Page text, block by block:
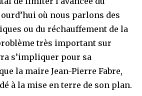
où nous parlons des
ou du réchauffement de la
très important sur
s’impliquer pour sa
la maire Jean-Pierre Fabre,
à la mise en terre de son plan.